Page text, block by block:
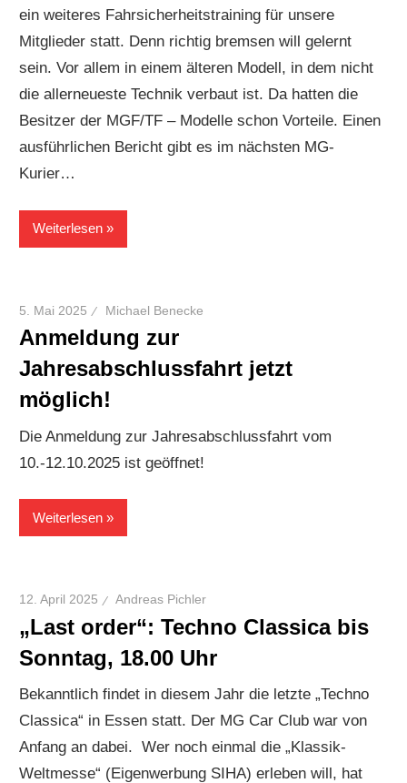
ein weiteres Fahrsicherheitstraining für unsere
Mitglieder statt. Denn richtig bremsen will gelernt
sein. Vor allem in einem älteren Modell, in dem nicht
die allerneueste Technik verbaut ist. Da hatten die
Besitzer der MGF/TF – Modelle schon Vorteile. Einen
ausführlichen Bericht gibt es im nächsten MG-
Kurier…
Weiterlesen
5. Mai 2025 Michael Benecke
Anmeldung zur
Jahresabschlussfahrt jetzt
möglich!
Die Anmeldung zur Jahresabschlussfahrt vom
10.-12.10.2025 ist geöffnet!
Weiterlesen
12. April 2025 Andreas Pichler
„Last order“: Techno Classica bis
Sonntag, 18.00 Uhr
Bekanntlich findet in diesem Jahr die letzte „Techno
Classica“ in Essen statt. Der MG Car Club war von
Anfang an dabei. Wer noch einmal die „Klassik-
Weltmesse“ (Eigenwerbung SIHA) erleben will, hat